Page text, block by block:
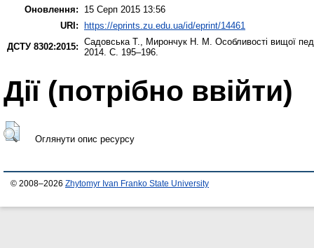
Оновлення:
15 Серп 2015 13:56
URI:
https://eprints.zu.edu.ua/id/eprint/14461
ДСТУ 8302:2015: Садовська Т., Мирончук Н. М. Особливості вищої
2014. С. 195–196.
Дії ​​(потрібно ввійти)
Оглянути опис ресурсу
© 2008–2026 Zhytomyr Ivan Franko State University